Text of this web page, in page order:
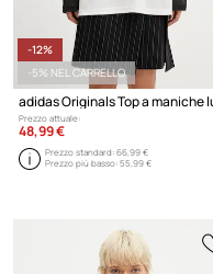
-12%
-5% NEL CARRELLO
Prezzo attuale:
48,99 €
Prezzo standard:66,99 €
Prezzo più basso:55,99 €